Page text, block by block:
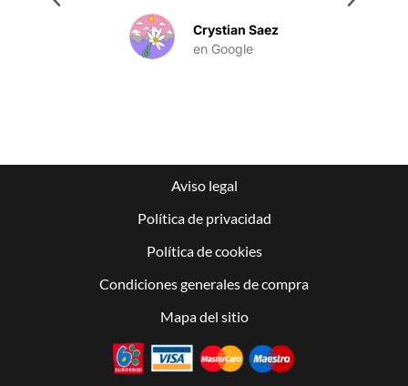
Crystian Saez
en Google
Aviso legal
Política de privacidad
Política de cookies
Condiciones generales de compra
Mapa del sitio